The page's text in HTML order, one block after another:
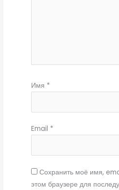
Имя *
Email *
Сохранить моё имя,
этом браузере для